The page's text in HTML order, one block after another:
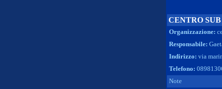
CENTRO
Organizzazione:
Responsabile:
Indirizzo: via
Telefono:
Note